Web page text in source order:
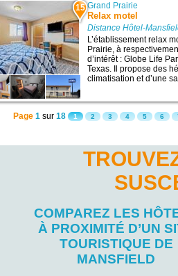
15 Grand Prairie
Relax motel
Distance Hôtel-
L’établissement relax
Prairie, à
d’intérêt : Globe Life
Texas. Il propose des
climatisation et d’une
Page 1 sur18 1 2 3 4 5 6
COMPAREZ LES
À PROXIMITÉ D’UN
TOURISTIQUE DE
MANSFIELD